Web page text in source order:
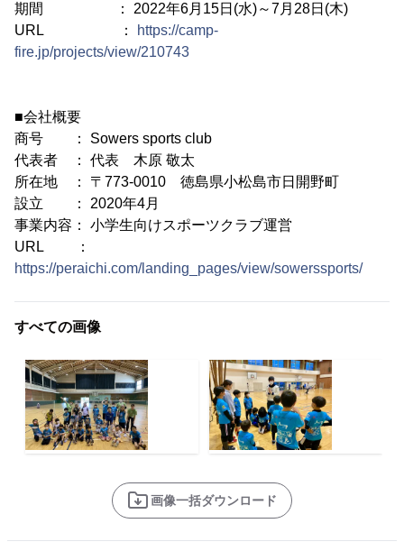
期間 ： 2022年6月15日(水)～7月28日(木)
URL ：
https://camp-
fire.jp/projects/view/210743
■会社概要
商号 ： Sowers sports club
代表者 ： 代表 木原 敬太
所在地 ： 〒773-0010 徳島県小松島市日開野町
設立 ： 2020年4月
事業内容： 小学生向けスポーツクラブ運営
URL ：
https://peraichi.com/landing_pages/view/sowerssports/
すべての画像
画像一括ダウンロード